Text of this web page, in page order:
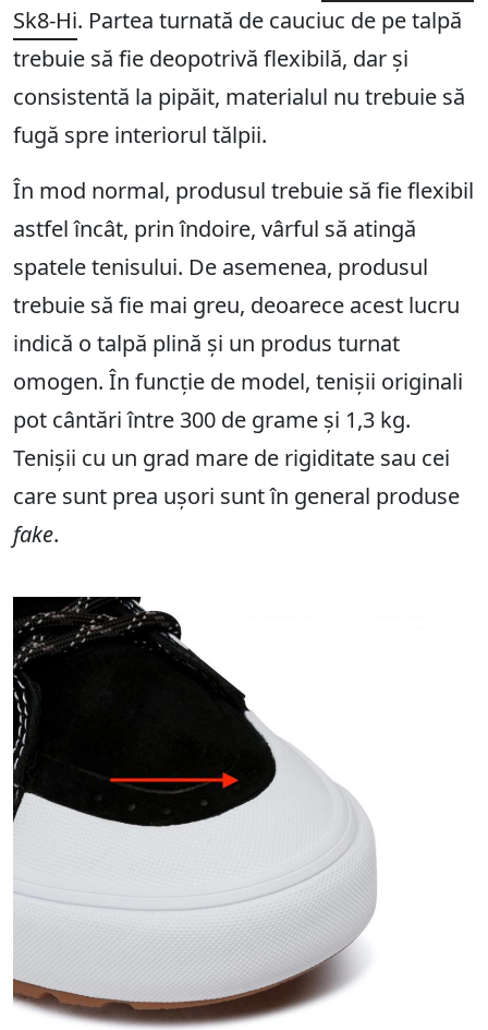
Sk8-Hi. Partea turnată de cauciuc de pe talpă
trebuie să fie deopotrivă flexibilă, dar și
consistentă la pipăit, materialul nu trebuie să
fugă spre interiorul tălpii.
În mod normal, produsul trebuie să fie flexibil
astfel încât, prin îndoire, vârful să atingă
spatele tenisului. De asemenea, produsul
trebuie să fie mai greu, deoarece acest lucru
indică o talpă plină și un produs turnat
omogen. În funcție de model, tenișii originali
pot cântări între 300 de grame și 1,3 kg.
Tenișii cu un grad mare de rigiditate sau cei
care sunt prea ușori sunt în general produse
fake.